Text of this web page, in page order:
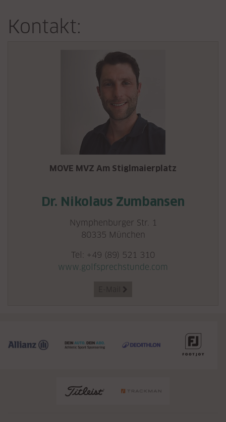
Kontakt:
MOVE MVZ Am Stiglmaierplatz
Dr. Nikolaus Zumbansen
Nymphenburger Str. 1
80335 München
Tel: +49 (89) 521 310
www.golfsprechstunde.com
E-Mail 